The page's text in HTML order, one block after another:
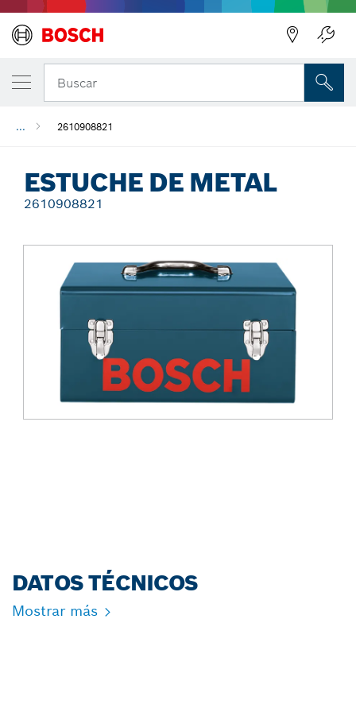
Buscar
... 2610908821
ESTUCHE DE METAL
2610908821
DATOS TÉCNICOS
Mostrar más